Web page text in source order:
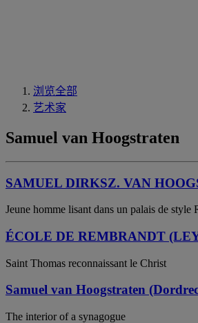
浏览全部
艺术家
Samuel van Hoogstraten
SAMUEL DIRKSZ. VAN
Jeune homme lisant dans un palais de style
ÉCOLE DE REMBRANDT
Saint Thomas reconnaissant le Christ
Samuel van Hoogstraten
The interior of a synagogue